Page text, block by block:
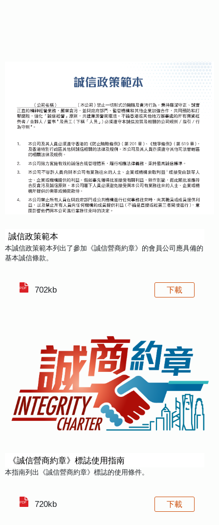
誠信政策範本
本誠信政策範本列出了參加《誠信營商約章》的會員公司應具備的
基本誠信條款。
702kb 下載
《誠信營商約章》標誌使用指南
本指南列出《誠信營商約章》標誌的使用條件。
720kb 下載